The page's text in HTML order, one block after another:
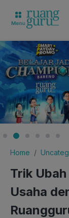
Home
Trik
Usaha